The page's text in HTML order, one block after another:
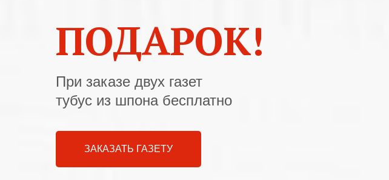
ПОДАРОК!
При заказе двух газет
тубус из шпона бесплатно
ЗАКАЗАТЬ ГАЗЕТУ